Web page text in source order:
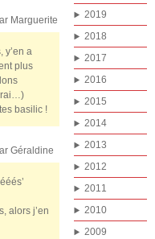
Marguerite
y’en a
plus
basilic !
Géraldine
alors j’en
2019
2018
2017
2016
2015
2014
2013
2012
2011
2010
2009